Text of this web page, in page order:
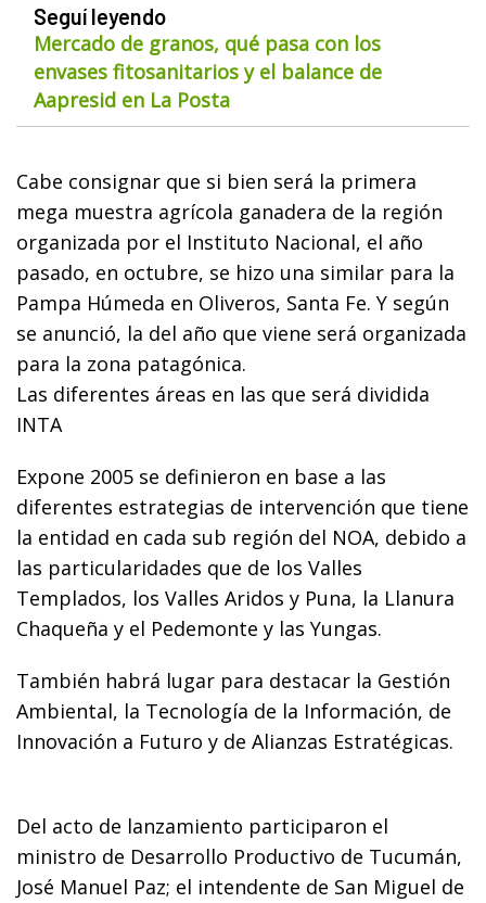
Seguí leyendo
Mercado de granos, qué pasa con los
envases fitosanitarios y el balance de
Aapresid en La Posta
Cabe consignar que si bien será la primera
mega muestra agrícola ganadera de la región
organizada por el Instituto Nacional, el año
pasado, en octubre, se hizo una similar para la
Pampa Húmeda en Oliveros, Santa Fe. Y según
se anunció, la del año que viene será organizada
para la zona patagónica.
Las diferentes áreas en las que será dividida
INTA
Expone 2005 se definieron en base a las
diferentes estrategias de intervención que tiene
la entidad en cada sub región del NOA, debido a
las particularidades que de los Valles
Templados, los Valles Aridos y Puna, la Llanura
Chaqueña y el Pedemonte y las Yungas.
También habrá lugar para destacar la Gestión
Ambiental, la Tecnología de la Información, de
Innovación a Futuro y de Alianzas Estratégicas.
Del acto de lanzamiento participaron el
ministro de Desarrollo Productivo de Tucumán,
José Manuel Paz; el intendente de San Miguel de